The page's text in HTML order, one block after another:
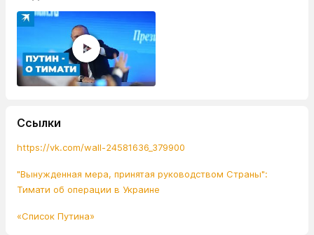
Ссылки
https://vk.com/wall-24581636_379900
"Вынужденная мера, принятая руководством Страны":
Тимати об операции в Украине
«Список Путина»